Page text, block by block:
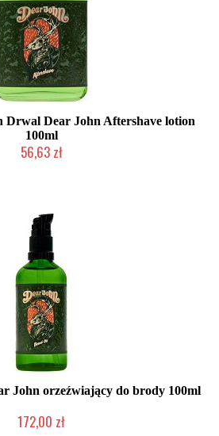
Drwal Dear John Aftershave lotion
100ml
56,63 zł
John orzeźwiający do brody 100ml
172,00 zł